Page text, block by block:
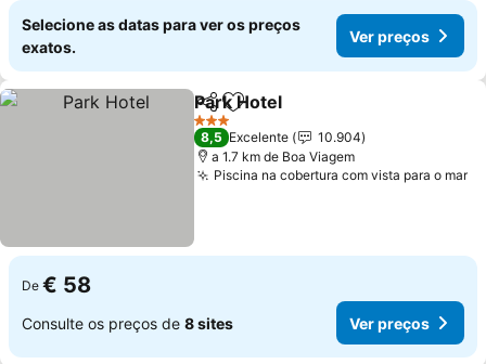
Selecione as datas para ver os preços
exatos.
Ver preços
PartilharAdicionar aos favoritos
Park Hotel
3 Estrelas
8,5 Excelente
10.904
a 1.7 km de Boa Viagem
Piscina na cobertura com vista para o mar
De € 58
Consulte os preços de 8 sites Ver preços